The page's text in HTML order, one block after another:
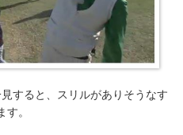
すると、スリルがありそうなす
。